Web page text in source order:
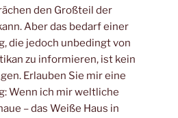
den Großteil der
Aber das bedarf einer
die jedoch unbedingt von
zu informieren, ist kein
Erlauben Sie mir eine
Wenn ich mir weltliche
– das Weiße Haus in